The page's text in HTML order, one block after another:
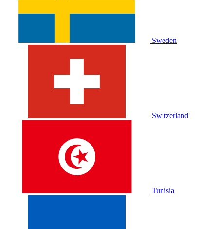
Sweden
Switzerland
Tunisia